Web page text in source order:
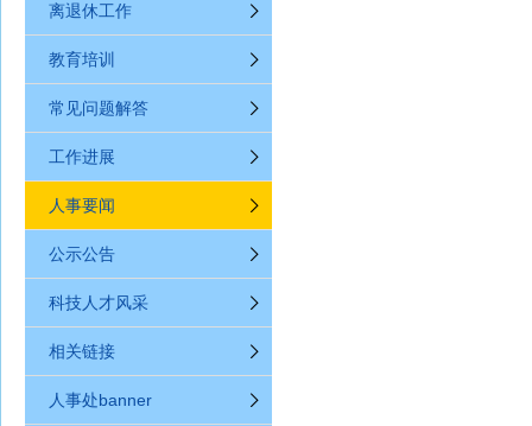
离退休工作
教育培训
常见问题解答
工作进展
人事要闻
公示公告
科技人才风采
相关链接
人事处banner